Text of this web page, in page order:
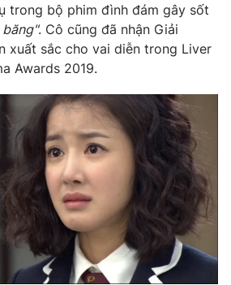
7300.7108
hình thức nếu không có sự chấp
rõ nguồn VTV.vn khi phát hành lại
trong bộ phim đình đám gây sốt
băng". Cô cũng đã nhận Giải
xuất sắc cho vai diễn trong Liver
Awards 2019.